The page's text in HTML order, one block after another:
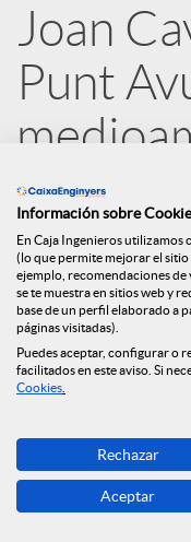
e
d
e
s
S
o
c
Joan
Punt
en el
bancos”
14.04.2020
Información sobre
En Caja Ingenieros utilizamos
(lo que permite mejorar el
ejemplo, recomendaciones
se te muestra en sitios web y
base de un perfil elaborado a
páginas visitadas).
Puedes aceptar, configurar o
facilitados en este aviso. Si
Cookies
Rechazar
Aceptar